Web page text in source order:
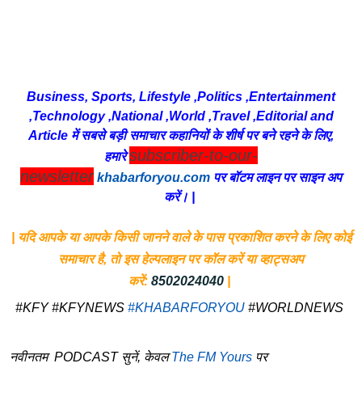
Business, Sports, Lifestyle ,Politics ,Entertainment
,Technology ,National ,World ,Travel ,Editorial and
Article में सबसे बड़ी समाचार कहानियों के शीर्ष पर बने रहने के लिए,
हमारेsubscriber-to-our-
newsletter khabarforyou.com पर बॉटम लाइन पर साइन अप
करें। |
| यदि आपके या आपके किसी जानने वाले के पास प्रकाशित करने के लिए कोई
समाचार है, तो इस हेल्पलाइन पर कॉल करें या व्हाट्सअप
करें: 8502024040
#KFY #KFYNEWS #KHABARFORYOU #WORLDNEWS
नवीनतम PODCAST सुनें, केवलThe FM Yours पर